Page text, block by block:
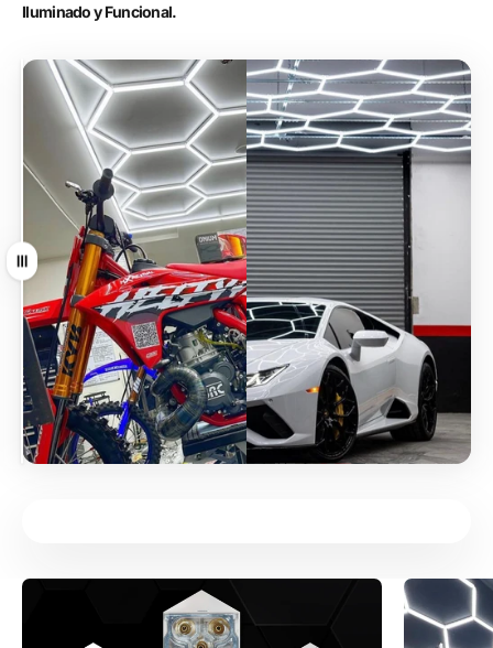
Iluminado y Funcional.
Arrastrar